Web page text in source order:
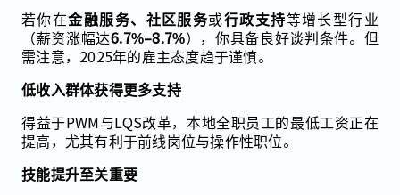
若你在金融服务、社区服务或行政支持等增长型行业
（薪资涨幅达6.7%–8.7%），你具备良好谈判条件。但
需注意，2025年的雇主态度趋于谨慎。
低收入群体获得更多支持
得益于PWM与LQS改革，本地全职员工的最低工资正在
提高，尤其有利于前线岗位与操作性职位。
技能提升至关重要